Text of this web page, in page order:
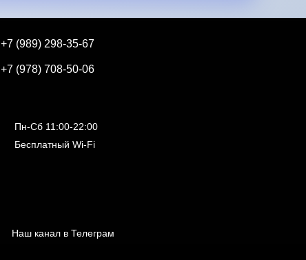
+7 (989) 298-35-67
+7 (978) 708-50-06
Пн-Сб 11:00-22:00
Бесплатный Wi-Fi
Наш канал в Телеграм